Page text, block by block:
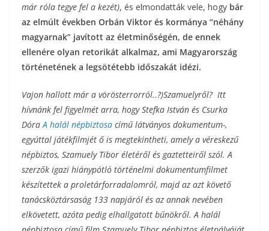
már róla tegye fel a kezét), és elmondatták vele, hogy bár
az elmúlt években Orbán Viktor és kormánya “néhány
magyarnak” javított az életminőségén, de ennek
ellenére olyan retorikát alkalmaz, ami Magyarország
történetének a legsötétebb időszakát idézi.
Vajon hallott már a vörösterrorról..?)Szamuelyről? Itt
hívnánk fel figyelmét arra, hogy Stefka István és Csurka
DóraA halál népbiztosa című látványos dokumentum-,
egyúttal játékfilmjét ő is megtekintheti, amely a véreskezű
népbiztos, Szamuely Tibor életéről és gaztetteiről szól. A
szerzők igazi hiánypótló történelmi dokumentumfilmet
készítettek a proletárforradalomról, majd az azt követő
tanácsköztársaság 133 napjáról és az annak nevében
elkövetett, azóta pedig elhallgatott bűnökről. A halál